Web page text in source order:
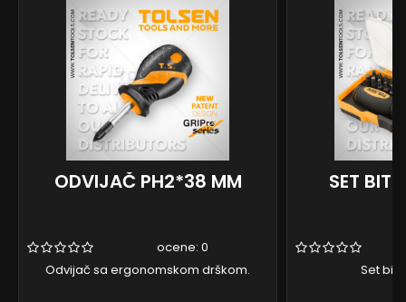
ODVIJAČ PH2*38 MM
ocene: 0
Odvijač sa ergonomskom drškom.
SET
Set